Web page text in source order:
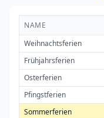
NAME
Weihnachtsferien
Frühjahrsferien
Osterferien
Pfingstferien
Sommerferien